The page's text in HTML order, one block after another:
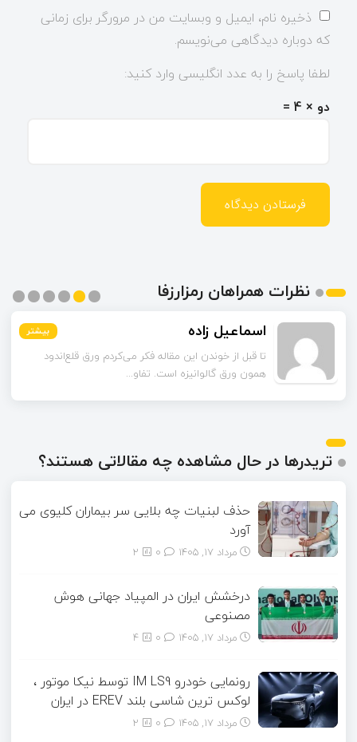
ذخیره نام، ایمیل و وبسایت من در مرورگر برای زمانی
که دوباره دیدگاهی می‌نویسم.
لطفا پاسخ را به عدد انگلیسی وارد کنید:
دو × 4 =
نظرات همراهان رمزارزفا
بیشتر اسماعیل زاده بیشتر
تا قبل از خوندن این مقاله فکر می‌کردم ورق قلع‌اندود
همون ورق گالوانیزه است. تفاو...
بیشتر
بیشتر
بیشتر
بیشتر
تریدرها در حال مشاهده چه مقالاتی هستند؟
حذف لبنیات چه بلایی سر بیماران کلیوی می
آورد
مرداد ۱۷, ۱۴۰۵ 2
درخشش ایران در المپیاد جهانی هوش
مصنوعی
مرداد ۱۷, ۱۴۰۵ 4
رونمایی خودرو IM LS9 توسط نیکا موتور ،
لوکس ترین شاسی بلند EREV در ایران
مرداد ۱۷, ۱۴۰۵ 2